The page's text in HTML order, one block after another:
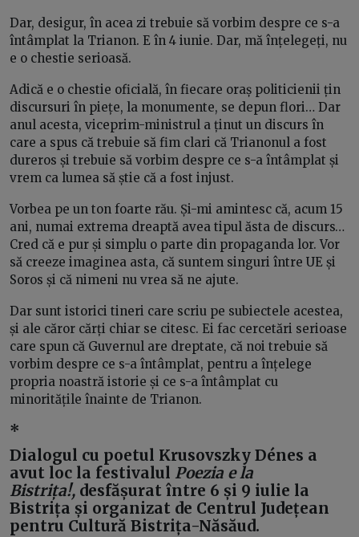
Dar, desigur, în acea zi trebuie să vorbim despre ce s-a
întâmplat la Trianon. E în 4 iunie. Dar, mă înțelegeți, nu
e o chestie serioasă.
Adică e o chestie oficială, în fiecare oraș politicienii țin
discursuri în piețe, la monumente, se depun flori… Dar
anul acesta, viceprim-ministrul a ținut un discurs în
care a spus că trebuie să fim clari că Trianonul a fost
dureros și trebuie să vorbim despre ce s-a întâmplat și
vrem ca lumea să știe că a fost injust.
Vorbea pe un ton foarte rău. Și-mi amintesc că, acum 15
ani, numai extrema dreaptă avea tipul ăsta de discurs…
Cred că e pur și simplu o parte din propaganda lor. Vor
să creeze imaginea asta, că suntem singuri între UE și
Soros și că nimeni nu vrea să ne ajute.
Dar sunt istorici tineri care scriu pe subiectele acestea,
și ale căror cărți chiar se citesc. Ei fac cercetări serioase
care spun că Guvernul are dreptate, că noi trebuie să
vorbim despre ce s-a întâmplat, pentru a înțelege
propria noastră istorie și ce s-a întâmplat cu
minoritățile înainte de Trianon.
*
Dialogul cu poetul Krusovszky Dénes a
avut loc la festivalul Poezia e la
Bistrița!, desfășurat între 6 și 9 iulie la
Bistrița și organizat de Centrul Județean
pentru Cultură Bistrița-Năsăud.